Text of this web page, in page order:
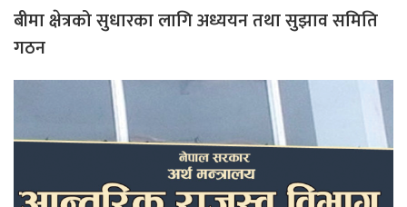
बीमा क्षेत्रको सुधारका लागि अध्ययन तथा सुझाव समिति
गठन